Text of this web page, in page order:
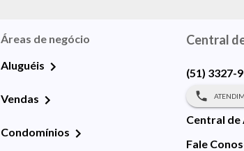
Áreas de negócio
Aluguéis
Vendas
Condomínios
Central
(51) 3327-
Central de
Fale